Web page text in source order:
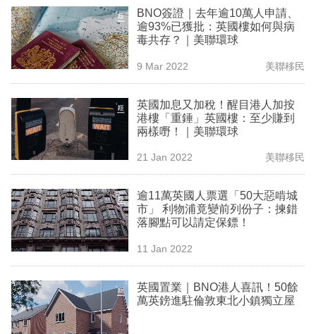
樓
市
理
商
業
科
技
職
場
生
時
事
BNO簽證｜去年逾10萬人申請、
逾93%已獲批：英國樓如何與病
毒共存？｜美聯環球
9 Mar 2022 美聯移民
英國加息又加稅！醒目港人加按
港樓「重錘」英國樓：至少賺到
兩樣嘢！｜美聯環球
21 Jan 2022 美聯移民
逾11萬英國人票選「50大惡啃城
市」 利物浦竟變前列份子：揀錯
落腳點可以請定保鏢！
11 Jan 2022
英國置業｜BNO港人喜訊！50餘
萬英鎊進駐倫敦東北小鎮獨立屋